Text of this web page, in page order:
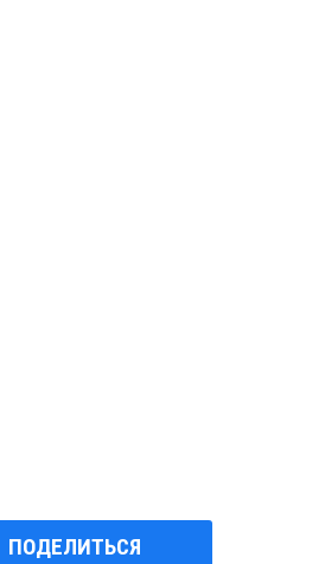
ПОДЕЛИТЬСЯ